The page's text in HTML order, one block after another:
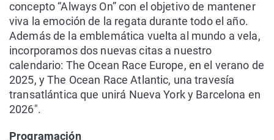
concepto “Always On” con el objetivo de mantener
viva la emoción de la regata durante todo el año.
Además de la emblemática vuelta al mundo a vela,
incorporamos dos nuevas citas a nuestro
calendario: The Ocean Race Europe, en el verano de
2025, y The Ocean Race Atlantic, una travesía
transatlántica que unirá Nueva York y Barcelona en
2026".
Programación